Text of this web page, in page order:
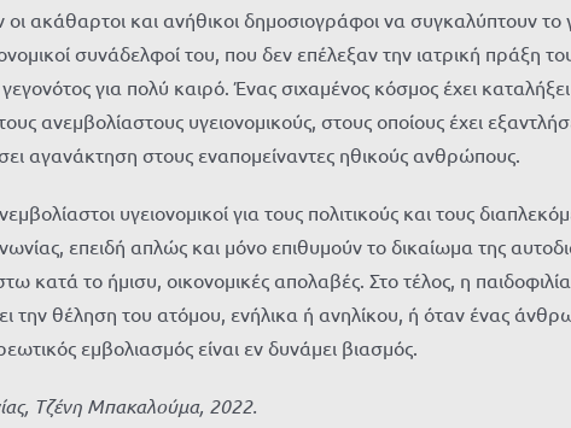
και ανήθικοι δημοσιογράφοι να συγκαλύπτουν το
συνάδελφοί του, που δεν επέλεξαν την ιατρική
για πολύ καιρό. Ένας σιχαμένος κόσμος έχει
ανεμβολίαστους υγειονομικούς, στους οποίους έχει
αγανάκτηση στους εναπομείναντες ηθικούς ανθρώπους.
υγειονομικοί για τους πολιτικούς και τους
επειδή απλώς και μόνο επιθυμούν το δικαίωμα της
κατά το ήμισυ, οικονομικές απολαβές. Στο τέλος, η
την θέληση του ατόμου, ενήλικα ή ανηλίκου, ή όταν ένας
εμβολιασμός είναι εν δυνάμει βιασμός.
Τζένη Μπακαλούμα, 2022.